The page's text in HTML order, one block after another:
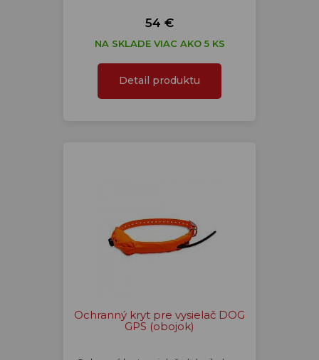
54 €
NA SKLADE VIAC AKO 5 KS
Detail produktu
Ochranný kryt pre vysielač DOG
GPS (obojok)